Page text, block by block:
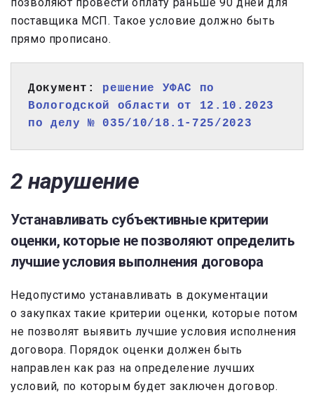
поставщика МСП. Такое условие должно быть
прямо прописано.
Документ: решение УФАС по
Вологодской области от 12.10.2023
по делу № 035/10/18.1-725/2023
2 нарушение
Устанавливать субъективные критерии
оценки, которые не позволяют определить
лучшие условия выполнения договора
Недопустимо устанавливать в документации
о закупках такие критерии оценки, которые потом
не позволят выявить лучшие условия исполнения
договора. Порядок оценки должен быть
направлен как раз на определение лучших
условий, по которым будет заключен договор.